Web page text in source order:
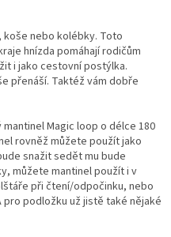
nebo kolébky. Toto
hnízda pomáhají rodičům
i jako cestovní postýlka.
přenáší. Taktéž vám dobře
Magic loop o délce 180
rovněž můžete použít jako
snažit sedět mu bude
můžete mantinel použít i v
při čtení/odpočinku, nebo
podložku už jistě také nějaké